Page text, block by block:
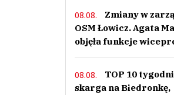
08.08.
Zmiany w
OSM Łowicz. Agata
objęła funkcje
08.08.
TOP 10
skarga na Biedronkę,